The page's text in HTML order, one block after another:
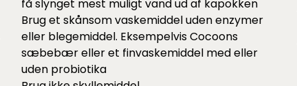
få slynget mest muligt vand ud af kapokken
Brug et skånsom vaskemiddel uden enzymer
eller blegemiddel. Eksempelvis Cocoons
sæbebæreller et finvaskemiddel med eller
uden probiotika